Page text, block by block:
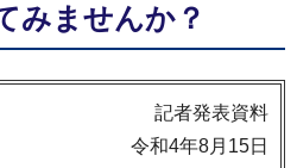
みませんか？
記者発表資料
令和4年8月15日